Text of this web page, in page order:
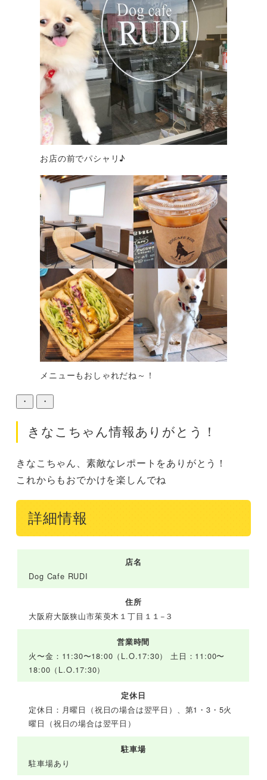
お店の前でパシャリ♪
メニューもおしゃれだね～！
・ ・
きなこちゃん情報ありがとう！
きなこちゃん、素敵なレポートをありがとう！
これからもおでかけを楽しんでね
詳細情報
店名
Dog Cafe RUDI
住所
大阪府大阪狭山市茱萸木１丁目１１−３
営業時間
火〜金：11:30〜18:00（L.O.17:30） 土日：11:00〜
18:00（L.O.17:30）
定休日
定休日：月曜日（祝日の場合は翌平日）、第1・3・5火
曜日（祝日の場合は翌平日）
駐車場
駐車場あり